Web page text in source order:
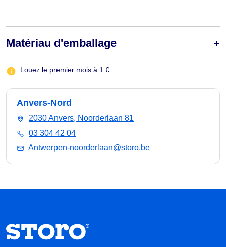
Matériau d'emballage
Louez le premier mois à 1 €
Anvers-Nord
2030 Anvers, Noorderlaan 81
03 304 42 04
Antwerpen-noorderlaan@storo.be